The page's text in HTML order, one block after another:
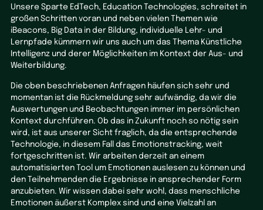
Unsere Sparte EdTech, Education Technologies, schreitet in
großen Schritten voran und neben vielen Themen wie
iBeacons, Big Data in der Bildung, individuelle Lehr- und
Lernpfade kümmern wir uns auch um das Thema Künstliche
Intelligenz und derer Möglichkeiten im Kontext der Aus- und
Weiterbildung.
Die oben beschriebenen Anfragen häufen sich sehr und
momentan ist die Rückmeldung sehr aufwändig, da wir die
Auswertungen und Beobachtungen immer im persönlichen
Kontext durchführen. Ob das in Zukunft noch so nötig sein
wird, ist aus unserer Sicht fraglich, da die entsprechende
Technologie, in diesem Fall das Emotionstracking, weit
fortgeschritten ist. Wir arbeiten derzeit an einem
automatisierten Tool um Emotionen auslesen zu können und
den Teilnehmenden die Ergebnisse in ansprechender Form
anzubieten. Wir wissen dabei sehr wohl, dass menschliche
Emotionen äußerst Komplex sind und eine Vielzahl an